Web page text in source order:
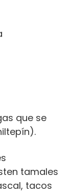
que se
tamales
tacos